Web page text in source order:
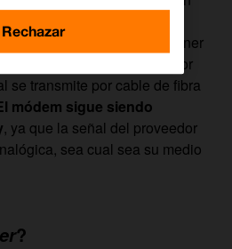
la señal se transmitía a
por lo que era habitual tener
llamar o navegar por
se transmite por cable de fibra
módem sigue siendo
, ya que la señal del proveedor
sea cual sea su medio
?
Rechazar